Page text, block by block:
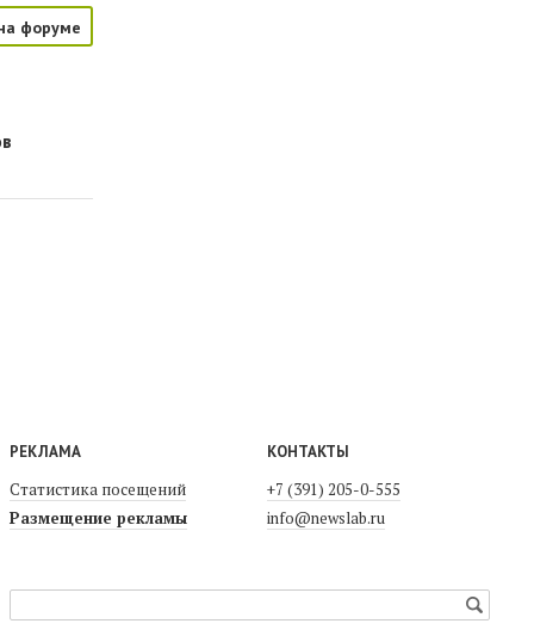
форуме
РЕКЛАМА
Статистика посещений
Размещение рекламы
КОНТАКТЫ
+7 (391) 205-0-555
info@newslab.ru